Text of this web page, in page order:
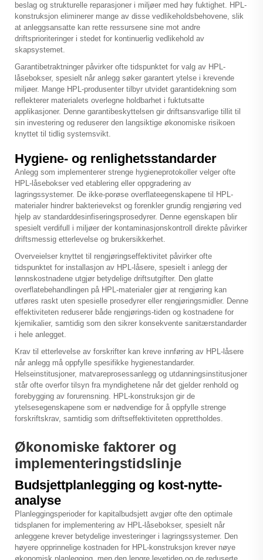
beslag og strukturelle reparasjoner i miljøer med høy fuktighet. HPL-
konstruksjon eliminerer mange av disse vedlikeholdsbehovene, slik
at anleggsansatte kan rette ressursene sine mot andre
driftsprioriteringer i stedet for kontinuerlig vedlikehold av
skapsystemet.
Garantibetraktninger påvirker ofte tidspunktet for valg av HPL-
låsebokser, spesielt når anlegg søker garantert ytelse i krevende
miljøer. Mange HPL-produsenter tilbyr utvidet garantidekning som
reflekterer materialets overlegne holdbarhet i fuktutsatte
applikasjoner. Denne garantibeskyttelsen gir driftsansvarlige tillit til
sin investering og reduserer den langsiktige økonomiske risikoen
knyttet til tidlig systemsvikt.
Hygiene- og renlighetsstandarder
Anlegg som implementerer strenge hygieneprotokoller velger ofte
HPL-låsebokser ved etablering eller oppgradering av
lagringssystemer. De ikke-porøse overflateegenskapene til HPL-
materialer hindrer bakterievekst og forenkler grundig rengjøring ved
hjelp av standarddesinfiseringsprosedyrer. Denne egenskapen blir
spesielt verdifull i miljøer der kontaminasjonskontroll direkte påvirker
driftsmessig etterlevelse og brukersikkerhet.
Overveielser knyttet til rengjøringseffektivitet påvirker ofte
tidspunktet for installasjon av HPL-låsere, spesielt i anlegg der
lønnskostnadene utgjør betydelige driftsutgifter. Den glatte
overflatebehandlingen på HPL-materialer gjør at rengjøring kan
utføres raskt uten spesielle prosedyrer eller rengjøringsmidler. Denne
effektiviteten reduserer både rengjørings-tiden og kostnadene for
kjemikalier, samtidig som den sikrer konsekvente sanitærstandarder
i hele anlegget.
Krav til etterlevelse av forskrifter kan kreve innføring av HPL-låsere
når anlegg må oppfylle spesifikke hygienestandarder.
Helseinstitusjoner, matvareprosessanlegg og utdanningsinstitusjoner
står ofte overfor tilsyn fra myndighetene når det gjelder renhold og
forebygging av forurensning. HPL-konstruksjon gir de
ytelsesegenskapene som er nødvendige for å oppfylle strenge
forskriftskrav, samtidig som driftseffektiviteten opprettholdes.
Økonomiske faktorer og
implementeringstidslinje
Budsjettplanlegging og kost-nytte-
analyse
Planleggingsperioder for kapitalbudsjett avgjør ofte den optimale
tidsplanen for implementering av HPL-låsebokser, spesielt når
anleggene krever betydelige investeringer i lagringssystemer. Den
høyere opprinnelige kostnaden for HPL-konstruksjon krever nøye